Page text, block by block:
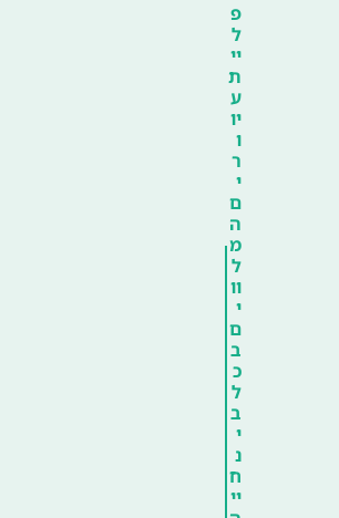
פ
ל
יי
ת
ע
יו
ו
ר
י
ם
ה
מ
ל
וו
י
ם
ב
כ
ל
ב
י
נ
ח
יי